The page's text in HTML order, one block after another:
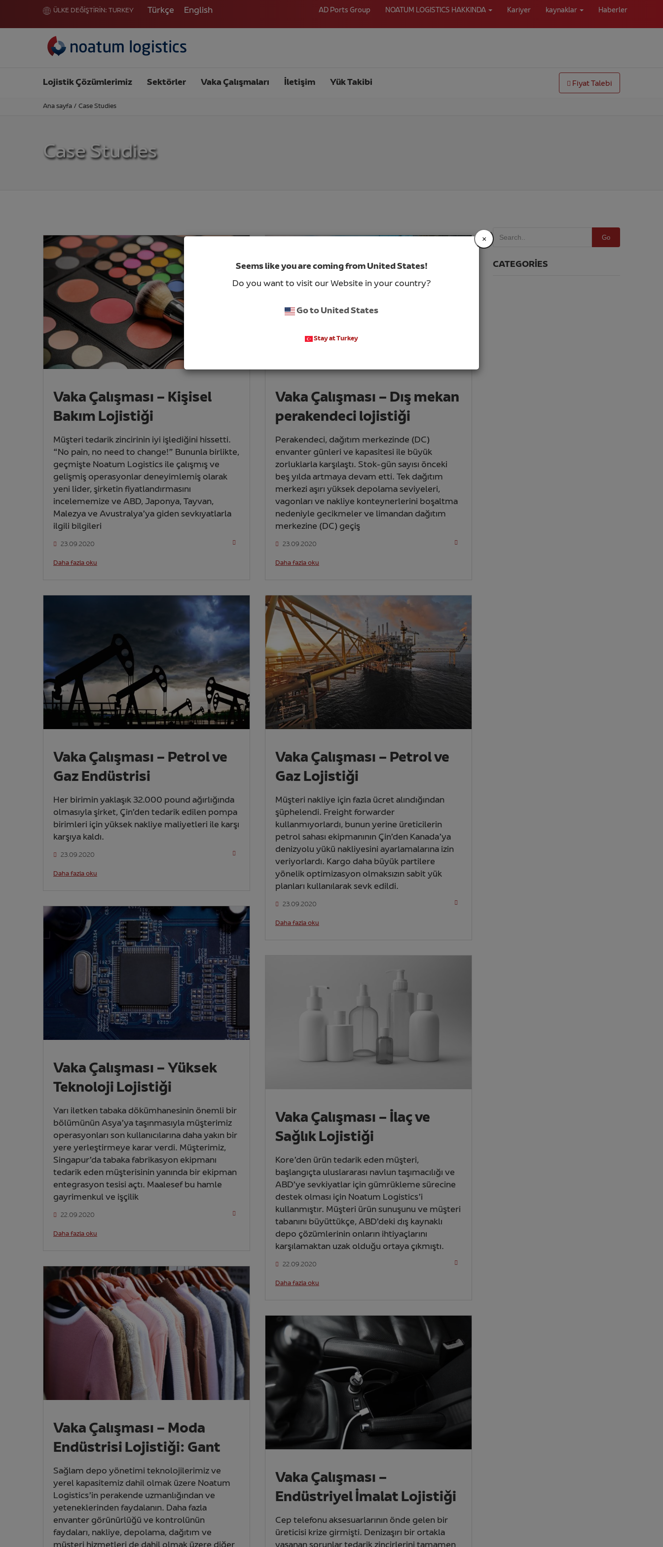
ÜLKE DEĞİŞTİRİN: TURKEY Türkçe English AD Ports Group NOATUM LOGISTICS HAKKINDA Kariyer kaynaklar Haberler
Lojistik Çözümlerimiz Sektörler Vaka Çalışmaları İletişim Yük Takibi Fiyat Talebi
Ana sayfa / Case Studies
Case Studies
Vaka Çalışması – Kişisel
Bakım Lojistiği
Müşteri tedarik zincirinin iyi işlediğini hissetti.
“No pain, no need to change!” Bununla birlikte,
geçmişte Noatum Logistics ile çalışmış ve
gelişmiş operasyonlar deneyimlemiş olarak
yeni lider, şirketin fiyatlandırmasını
incelememize ve ABD, Japonya, Tayvan,
Malezya ve Avustralya’ya giden sevkıyatlarla
ilgili bilgileri
23.09.2020
Daha fazla oku
Vaka Çalışması – Dış mekan
perakendeci lojistiği
Perakendeci, dağıtım merkezinde (DC)
envanter günleri ve kapasitesi ile büyük
zorluklarla karşılaştı. Stok-gün sayısı önceki
beş yılda artmaya devam etti. Tek dağıtım
merkezi aşırı yüksek depolama seviyeleri,
vagonları ve nakliye konteynerlerini boşaltma
nedeniyle gecikmeler ve limandan dağıtım
merkezine (DC) geçiş
23.09.2020
Daha fazla oku
Vaka Çalışması – Petrol ve
Gaz Endüstrisi
Her birimin yaklaşık 32.000 pound ağırlığında
olmasıyla şirket, Çin’den tedarik edilen pompa
birimleri için yüksek nakliye maliyetleri ile karşı
karşıya kaldı.
23.09.2020
Daha fazla oku
Vaka Çalışması – Petrol ve
Gaz Lojistiği
Müşteri nakliye için fazla ücret alındığından
şüphelendi. Freight forwarder
kullanmıyorlardı, bunun yerine üreticilerin
petrol sahası ekipmanının Çin’den Kanada’ya
denizyolu yükü nakliyesini ayarlamalarına izin
veriyorlardı. Kargo daha büyük partilere
yönelik optimizasyon olmaksızın sabit yük
planları kullanılarak sevk edildi.
23.09.2020
Daha fazla oku
Vaka Çalışması – Yüksek
Teknoloji Lojistiği
Yarı iletken tabaka dökümhanesinin önemli bir
bölümünün Asya’ya taşınmasıyla müşterimiz
operasyonları son kullanıcılarına daha yakın bir
yere yerleştirmeye karar verdi. Müşterimiz,
Singapur’da tabaka fabrikasyon ekipmanı
tedarik eden müşterisinin yanında bir ekipman
entegrasyon tesisi açtı. Maalesef bu hamle
gayrimenkul ve işçilik
22.09.2020
Daha fazla oku
Vaka Çalışması – İlaç ve
Sağlık Lojistiği
Kore’den ürün tedarik eden müşteri,
başlangıçta uluslararası navlun taşımacılığı ve
ABD’ye sevkiyatlar için gümrükleme sürecine
destek olması için Noatum Logistics’i
kullanmıştır. Müşteri ürün sunuşunu ve müşteri
tabanını büyüttükçe, ABD’deki dış kaynaklı
depo çözümlerinin onların ihtiyaçlarını
karşılamaktan uzak olduğu ortaya çıkmıştı.
22.09.2020
Daha fazla oku
Vaka Çalışması – Moda
Endüstrisi Lojistiği: Gant
Sağlam depo yönetimi teknolojilerimiz ve
yerel kapasitemiz dahil olmak üzere Noatum
Logistics’in perakende uzmanlığından ve
yeteneklerinden faydalanın. Daha fazla
envanter görünürlüğü ve kontrolünün
faydaları, nakliye, depolama, dağıtım ve
Vaka Çalışması –
Endüstriyel İmalat Lojistiği
Cep telefonu aksesuarlarının önde gelen bir
üreticisi krize girmişti. Denizaşırı bir ortakla
Go
CATEGORIES
Seems like you are coming from United States!
Do you want to visit our Website in your country?
Go to United States
Stay at Turkey
×